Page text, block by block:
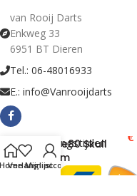
van Rooij Darts
Enkweg 33
6951 BT Dieren
Tel.: 06-48016933
E.: info@Vanrooijdarts
Bekijk Openingstijden
One80 Skull
Ram
€
Verlanglijst
Mijn account